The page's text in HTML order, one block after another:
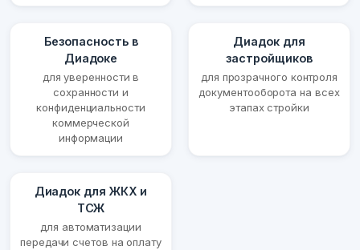
Безопасность в
Диадоке
для уверенности в
сохранности и
конфиденциальности
коммерческой
информации
Диадок для
застройщиков
для прозрачного контроля
документооборота на всех
этапах стройки
Диадок для ЖКХ и
ТСЖ
для автоматизации
передачи счетов на оплату